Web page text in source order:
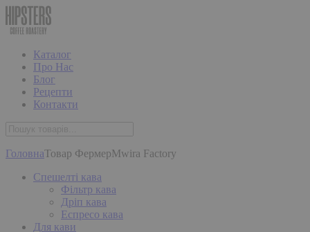
Каталог
Про Нас
Блог
Рецепти
Контакти
ГоловнаТовар ФермерMwira Factory
Спешелті кава
Фільтр кава
Дріп кава
Еспресо кава
Для кави